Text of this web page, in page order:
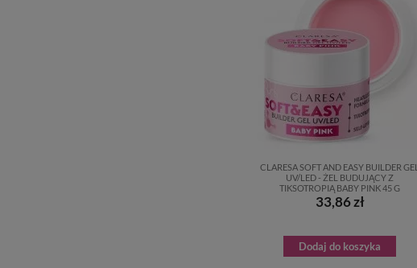
CLARESA SOFT AND EASY BUILDER GEL
UV/LED - ŻEL BUDUJĄCY Z
TIKSOTROPIĄ BABY PINK 45 G
33,86 zł
Dodaj do koszyka